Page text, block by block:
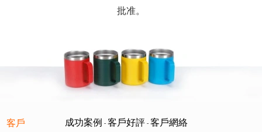
批准。
客戶 成功案例 - 客戶好評 - 客戶網絡